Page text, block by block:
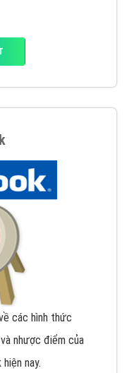
các hình thức
nhược điểm của
nay.